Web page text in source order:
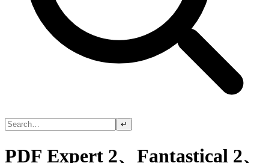
↵
PDF Expert 2、Fantastical 2、